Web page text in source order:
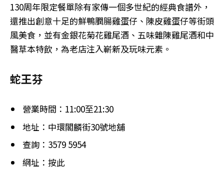
130周年限定餐單除有家傳一個多世紀的經典食譜外，
還推出創意十足的鮮鴨膶腸雞蛋仔、陳皮雞蛋仔等街頭
風美食，並有金銀花菊花雞尾酒、五味雜陳雞尾酒和中
醫草本特飲，為老店注入嶄新及玩味元素。
蛇王芬
營業時間：11:00至21:30
地址：中環閣麟街30號地舖
查詢：3579 5954
網址：按此